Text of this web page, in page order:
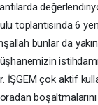
toplantısında 6
bunlar da
İŞGEM çok aktif